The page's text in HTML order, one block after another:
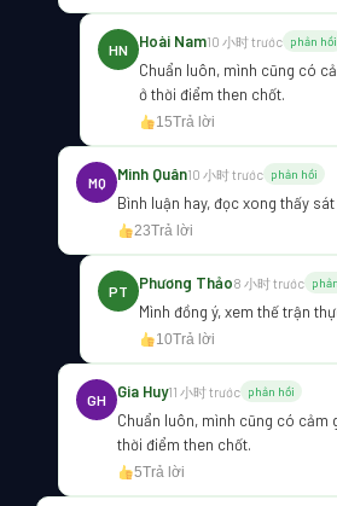
HN Hoài Nam10 小时 trước phản hồi
Chuẩn luôn, mình cũng có
ở thời điểm then chốt.
15Trả lời
MQ Minh Quân10 小时 trước phản hồi
Bình luận hay, đọc xong thấy
23Trả lời
PT Phương Thảo8 小时 trước
Mình đồng ý, xem thế trận
10Trả lời
GH Gia Huy11 小时 trước phản hồi
Chuẩn luôn, mình cũng có cảm
thời điểm then chốt.
5Trả lời